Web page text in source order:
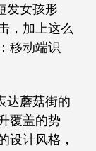
发女孩形
，加上这么
移动端识
达蘑菇街的
覆盖的势
设计风格，